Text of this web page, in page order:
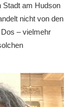
Stadt am Hudson
nicht von den
– vielmehr